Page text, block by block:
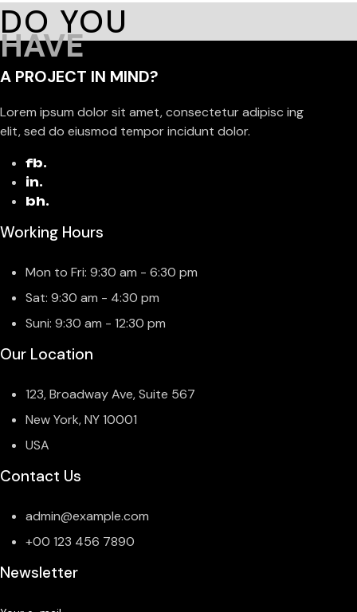
DO YOU
HAVE
A PROJECT IN MIND?
Lorem ipsum dolor sit amet, consectetur adipisc ing
elit, sed do eiusmod tempor incidunt dolor.
fb.
in.
bh.
Working Hours
Mon to Fri: 9:30 am - 6:30 pm
Sat: 9:30 am - 4:30 pm
Suni: 9:30 am - 12:30 pm
Our Location
123, Broadway Ave, Suite 567
New York, NY 10001
USA
Contact Us
admin@example.com
+00 123 456 7890
Newsletter